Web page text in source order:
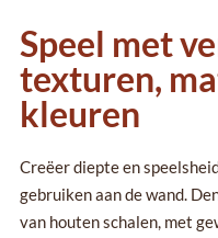
Speel met
texturen,
kleuren
Creëer diepte en
gebruiken aan de wand.
van houten schalen, met